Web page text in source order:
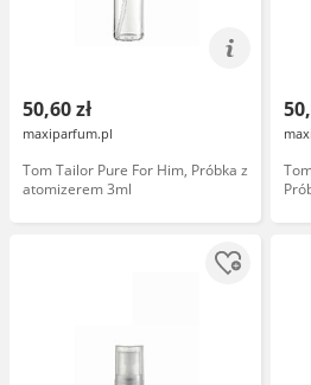
50,60 zł
maxiparfum.pl
Tom Tailor Pure For Him, Próbka z
atomizerem 3ml